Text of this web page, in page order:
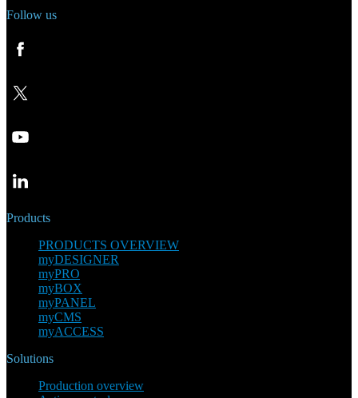
Follow us
Products
PRODUCTS OVERVIEW
myDESIGNER
myPRO
myBOX
myPANEL
myCMS
myACCESS
Solutions
Production overview